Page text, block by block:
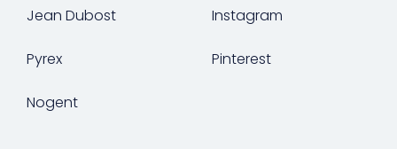
Jean Dubost
Pyrex
Nogent
Instagram
Pinterest